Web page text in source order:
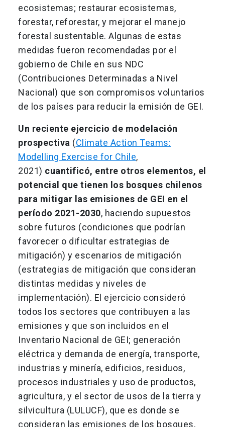
ecosistemas; restaurar ecosistemas,
forestar, reforestar, y mejorar el manejo
forestal sustentable. Algunas de estas
medidas fueron recomendadas por el
gobierno de Chile en sus NDC
(Contribuciones Determinadas a Nivel
Nacional) que son compromisos voluntarios
de los países para reducir la emisión de GEI.
Un reciente ejercicio de modelación
prospectiva (Climate Action Teams:
Modelling Exercise for Chile,
2021) cuantificó, entre otros elementos, el
potencial que tienen los bosques chilenos
para mitigar las emisiones de GEI en el
período 2021-2030, haciendo supuestos
sobre futuros (condiciones que podrían
favorecer o dificultar estrategias de
mitigación) y escenarios de mitigación
(estrategias de mitigación que consideran
distintas medidas y niveles de
implementación). El ejercicio consideró
todos los sectores que contribuyen a las
emisiones y que son incluidos en el
Inventario Nacional de GEI; generación
eléctrica y demanda de energía, transporte,
industrias y minería, edificios, residuos,
procesos industriales y uso de productos,
agricultura, y el sector de usos de la tierra y
silvicultura (LULUCF), que es donde se
consideran las emisiones de los bosques,